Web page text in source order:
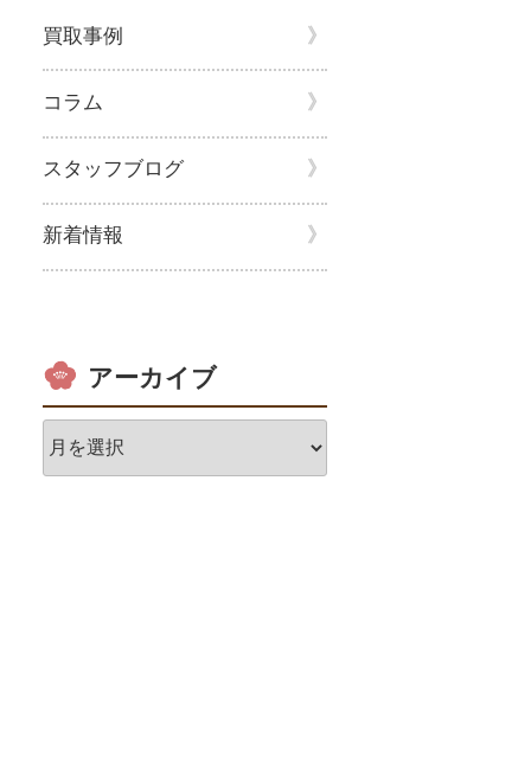
買取事例
コラム
スタッフブログ
新着情報
アーカイブ
ー